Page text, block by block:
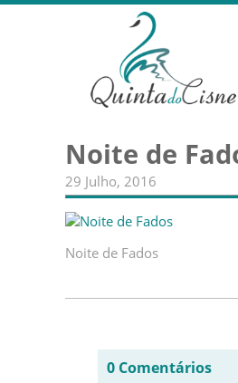
Noite de
29 Julho, 2016
Noite de Fados
0 Comentários